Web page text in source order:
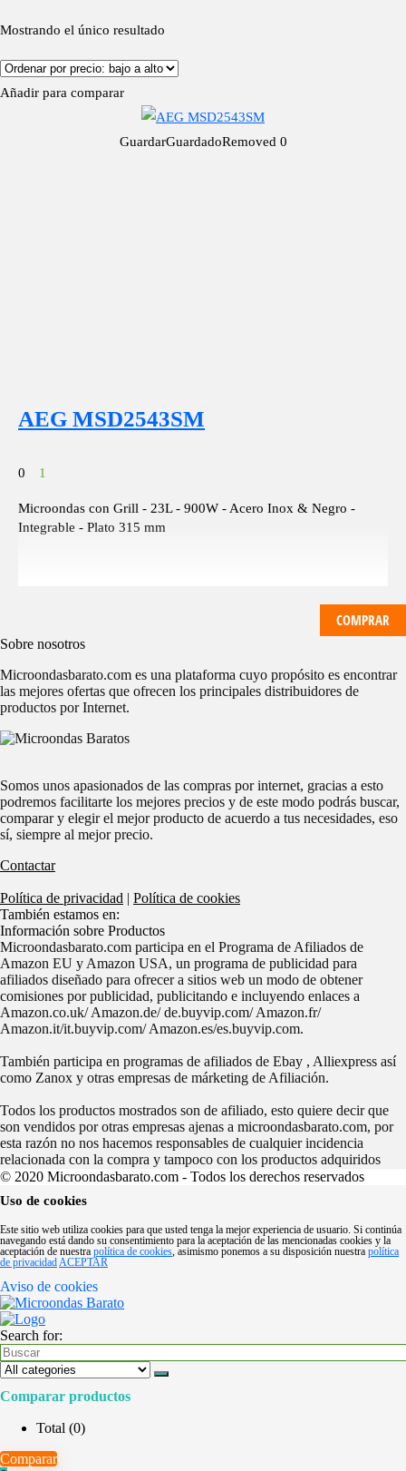
Mostrando el único resultado
Añadir para comparar
GuardarGuardadoRemoved 0
AEG MSD2543SM
0 1
Microondas con Grill - 23L - 900W - Acero Inox & Negro -
Integrable - Plato 315 mm
COMPRAR
Sobre nosotros
Microondasbarato.com es una plataforma cuyo propósito es encontrar
las mejores ofertas que ofrecen los principales distribuidores de
productos por Internet.
Somos unos apasionados de las compras por internet, gracias a esto
podremos facilitarte los mejores precios y de este modo podrás buscar,
comparar y elegir el mejor producto de acuerdo a tus necesidades, eso
sí, siempre al mejor precio.
Contactar
Política de privacidad | Política de cookies
También estamos en:
Información sobre Productos
Microondasbarato.com participa en el Programa de Afiliados de
Amazon EU y Amazon USA, un programa de publicidad para
afiliados diseñado para ofrecer a sitios web un modo de obtener
comisiones por publicidad, publicitando e incluyendo enlaces a
Amazon.co.uk/ Amazon.de/ de.buyvip.com/ Amazon.fr/
Amazon.it/it.buyvip.com/ Amazon.es/es.buyvip.com.
También participa en programas de afiliados de Ebay , Alliexpress así
como Zanox y otras empresas de márketing de Afiliación.
Todos los productos mostrados son de afiliado, esto quiere decir que
son vendidos por otras empresas ajenas a microondasbarato.com, por
esta razón no nos hacemos responsables de cualquier incidencia
relacionada con la compra y tampoco con los productos adquiridos
© 2020 Microondasbarato.com - Todos los derechos reservados
Uso de cookies
Este sitio web utiliza cookies para que usted tenga la mejor experiencia de usuario. Si continúa
navegando está dando su consentimiento para la aceptación de las mencionadas cookies y la
aceptación de nuestra política de cookies, asimismo ponemos a su disposición nuestra política
de privacidadACEPTAR
Aviso de cookies
Search for:
Comparar productos
Total (0)
Comparar